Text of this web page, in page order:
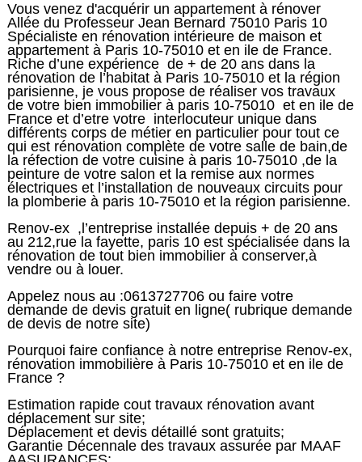
Vous venez d'acquérir un appartement à rénover
Allée du Professeur Jean Bernard 75010 Paris 10
Spécialiste en rénovation intérieure de maison et
appartement à Paris 10-75010 et en ile de France.
Riche d’une expérience de + de 20 ans dans la
rénovation de l’habitat à Paris 10-75010 et la région
parisienne, je vous propose de réaliser vos travaux
de votre bien immobilier à paris 10-75010 et en ile de
France et d’etre votre interlocuteur unique dans
différents corps de métier en particulier pour tout ce
qui est rénovation complète de votre salle de bain,de
la réfection de votre cuisine à paris 10-75010 ,de la
peinture de votre salon et la remise aux normes
électriques et l’installation de nouveaux circuits pour
la plomberie à paris 10-75010 et la région parisienne.
Renov-ex ,l’entreprise installée depuis + de 20 ans
au 212,rue la fayette, paris 10 est spécialisée dans la
rénovation de tout bien immobilier à conserver,à
vendre ou à louer.
Appelez nous au :0613727706 ou faire votre
demande de devis gratuit en ligne( rubrique demande
de devis de notre site)
Pourquoi faire confiance à notre entreprise Renov-ex,
rénovation immobilière à Paris 10-75010 et en ile de
France ?
Estimation rapide cout travaux rénovation avant
déplacement sur site;
Déplacement et devis détaillé sont gratuits;
Garantie Décennale des travaux assurée par MAAF